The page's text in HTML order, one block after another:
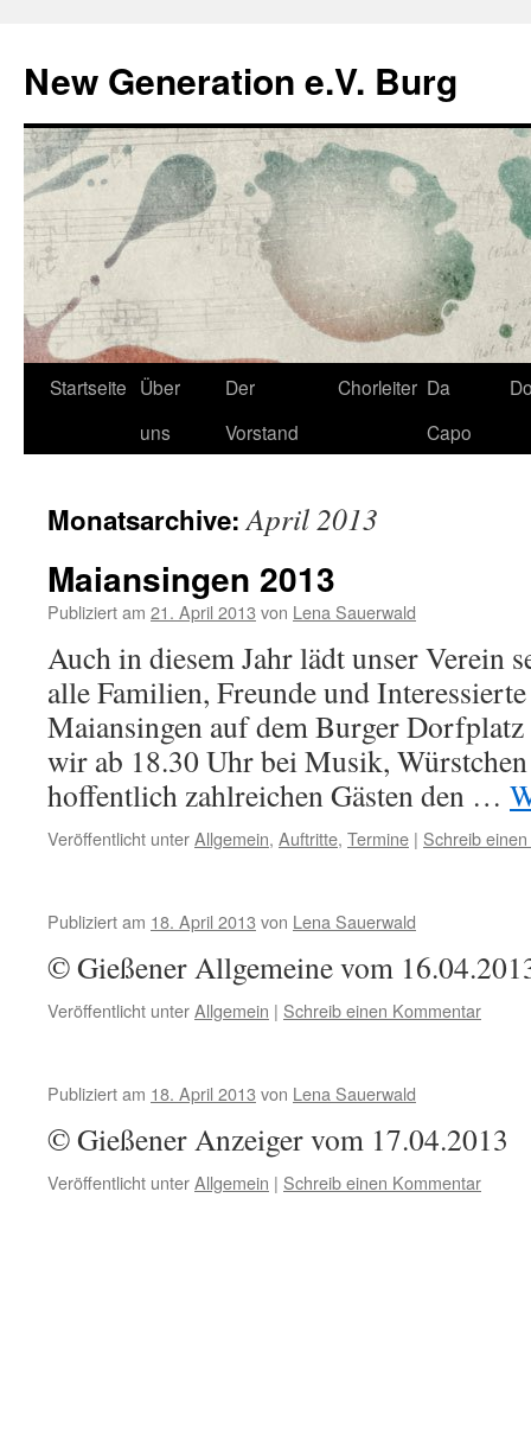
springen
New Generation e.V. Burg
Startseite Über
uns
Der
Vorstand
Chorleiter Da
Capo
Monatsarchive:April 2013
Maiansingen 2013
Publiziert am 21. April 2013 von Lena Sauerwald
Auch in diesem Jahr lädt unser Verein
alle Familien, Freunde und
Maiansingen auf dem Burger
wir ab 18.30 Uhr bei Musik,
hoffentlich zahlreichen Gästen den …
Veröffentlicht unterAllgemein, Auftritte, Termine | Schreib
Publiziert am 18. April 2013 von Lena Sauerwald
© Gießener Allgemeine vom
Veröffentlicht unterAllgemein | Schreib einen Kommentar
Publiziert am 18. April 2013 von Lena Sauerwald
© Gießener Anzeiger vom 17.04.2013
Veröffentlicht unterAllgemein | Schreib einen Kommentar